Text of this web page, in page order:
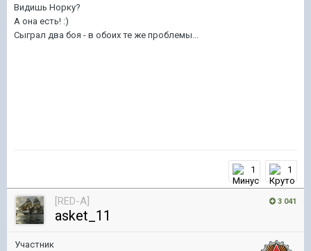
Видишь Норку?
А она есть! :)
Сыграл два боя - в обоих те же проблемы...
1 1
3 041
[RED-A]
asket_11
Участник